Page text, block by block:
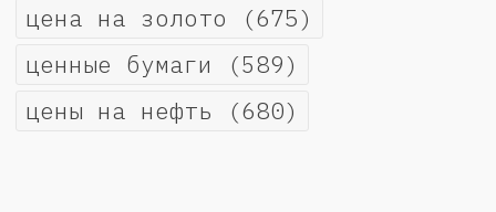
цена на золото (675)
ценные бумаги (589)
цены на нефть (680)